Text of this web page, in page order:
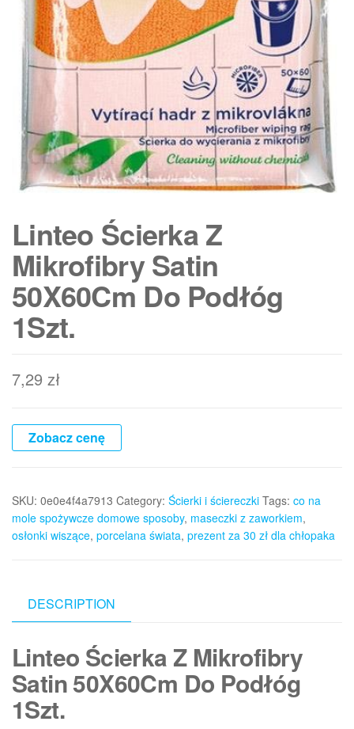
Linteo Ścierka Z
Mikrofibry Satin
50X60Cm Do Podłóg
1Szt.
7,29 zł
Zobacz cenę
SKU: 0e0e4f4a7913 Category: Ścierki i ściereczki Tags: co na
mole spożywcze domowe sposoby, maseczki z zaworkiem,
osłonki wiszące, porcelana świata, prezent za 30 zł dla chłopaka
DESCRIPTION
Linteo Ścierka Z Mikrofibry
Satin 50X60Cm Do Podłóg
1Szt.